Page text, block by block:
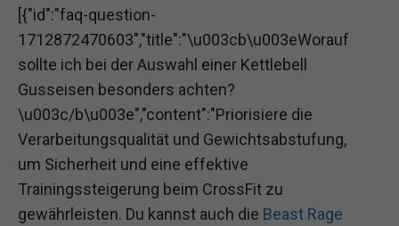
[{"id":"faq-question-
1712872470603","title":"\u003cb\u003eWorauf
sollte ich bei der Auswahl einer Kettlebell
Gusseisen besonders achten?
\u003c/b\u003e","content":"Priorisiere die
Verarbeitungsqualität und Gewichtsabstufung,
um Sicherheit und eine effektive
Trainingssteigerung beim CrossFit zu
gewährleisten. Du kannst auch die Beast Rage